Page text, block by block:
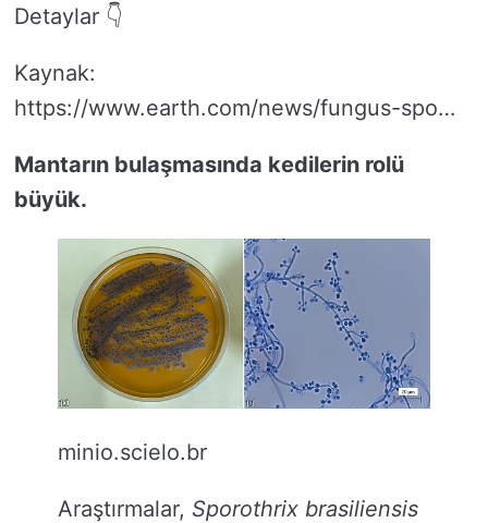
Detaylar 👇
Kaynak:
https://www.earth.com/news/fungus-spo…
Mantarın bulaşmasında kedilerin rolü
büyük.
minio.scielo.br
Araştırmalar, Sporothrix brasiliensis